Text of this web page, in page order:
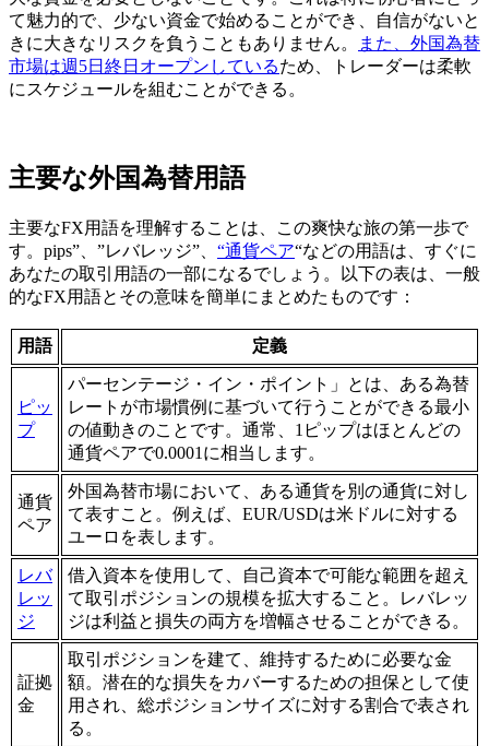
て魅力的で、少ない資金で始めることができ、自信がないと
きに大きなリスクを負うこともありません。
また、外国為替
市場は週5日終日オープンしているため、トレーダーは柔軟
にスケジュールを組むことができる。
主要な外国為替用語
主要なFX用語を理解することは、この爽快な旅の第一歩で
す。pips”、”レバレッジ”、 “通貨ペア“などの用語は、すぐに
あなたの取引用語の一部になるでしょう。以下の表は、一般
的なFX用語とその意味を簡単にまとめたものです：
用語 定義
ピッ
プ
パーセンテージ・イン・ポイント」とは、ある為替
レートが市場慣例に基づいて行うことができる最小
の値動きのことです。通常、1ピップはほとんどの
通貨ペアで0.0001に相当します。
通貨
ペア
外国為替市場において、ある通貨を別の通貨に対し
て表すこと。例えば、EUR/USDは米ドルに対する
ユーロを表します。
レバ
レッ
ジ
借入資本を使用して、自己資本で可能な範囲を超え
て取引ポジションの規模を拡大すること。レバレッ
ジは利益と損失の両方を増幅させることができる。
証拠
金
取引ポジションを建て、維持するために必要な金
額。潜在的な損失をカバーするための担保として使
用され、総ポジションサイズに対する割合で表され
る。